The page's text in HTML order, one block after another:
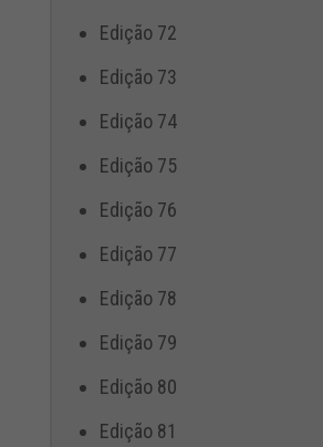
Edição 72
Edição 73
Edição 74
Edição 75
Edição 76
Edição 77
Edição 78
Edição 79
Edição 80
Edição 81